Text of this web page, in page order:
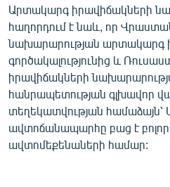
ՏԵՍԱՆՅՈՒԹԵՐ
ԲԱՆԱՎԵՃ
ՁԳՏԵԼՈՎ ԼԱՎԱԳՈՒՅՆԻՆ
ՓՈԴՔԱՍԹ
Հայերեն
English
Արտակարգ իրավիճակների
հաղորդում է նաև, որ
նախարարության արտակարգ
գործակալությունից և
իրավիճակների
հանրապետության գլխավոր
տեղեկատվության
ավտոճանապարհը բաց է
ավտոմեքենաների համար: